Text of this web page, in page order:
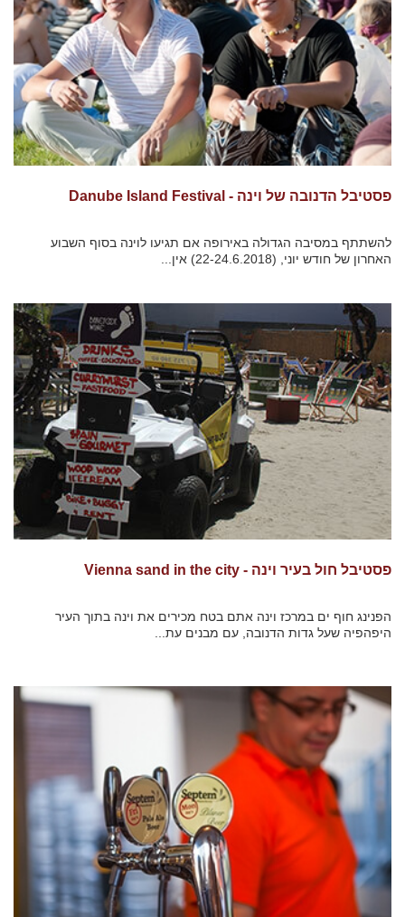
פסטיבל הדנובה של וינה - Danube Island Festival
להשתתף במסיבה הגדולה באירופה אם תגיעו לוינה בסוף השבוע
האחרון של חודש יוני, (22-24.6.2018) אין...
פסטיבל חול בעיר וינה - Vienna sand in the city
הפנינג חוף ים במרכז וינה אתם בטח מכירים את וינה בתוך העיר
היפהפיה שעל גדות הדנובה, עם מבנים עת...